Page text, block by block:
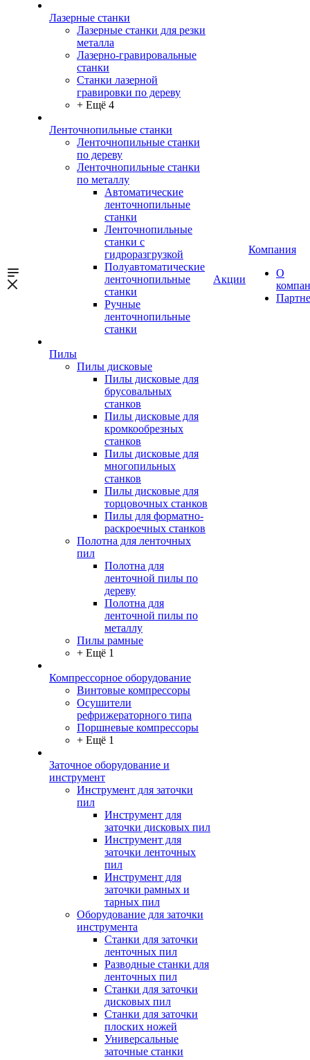
Лазерные станки
Лазерные станки для резки
металла
Лазерно-гравировальные
станки
Станки лазерной
гравировки по дереву
+ Ещё 4
Ленточнопильные станки
Ленточнопильные станки
по дереву
Ленточнопильные станки
по металлу
Автоматические
ленточнопильные
станки
Ленточнопильные
станки с
гидроразгрузкой
Полуавтоматические
ленточнопильные
станки
Ручные
ленточнопильные
станки
Пилы
Пилы дисковые
Пилы дисковые для
брусовальных
станков
Пилы дисковые для
кромкообрезных
станков
Пилы дисковые для
многопильных
станков
Пилы дисковые для
торцовочных станков
Пилы для форматно-
раскроечных станков
Полотна для ленточных
пил
Полотна для
ленточной пилы по
дереву
Полотна для
ленточной пилы по
металлу
Пилы рамные
+ Ещё 1
Компрессорное оборудование
Винтовые компрессоры
Осушители
рефрижераторного типа
Поршневые компрессоры
+ Ещё 1
Заточное оборудование и
инструмент
Инструмент для заточки
пил
Инструмент для
заточки дисковых пил
Инструмент для
заточки ленточных
пил
Инструмент для
заточки рамных и
тарных пил
Оборудование для заточки
инструмента
Станки для заточки
ленточных пил
Разводные станки для
ленточных пил
Станки для заточки
дисковых пил
Станки для заточки
плоских ножей
Универсальные
заточные станки
Акции
Компания
О